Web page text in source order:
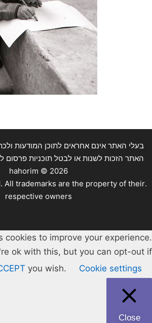
בעלי האתר אינם אחראים לתוכן המודעות
האתר הזכות לשנות או לבטל תוכניות
hahorim © 2026
All trademarks are the property of their
respective owners
cookies to improve your experience.
ok with this, but you can opt-out if
you wish.
Cookie settings
Close